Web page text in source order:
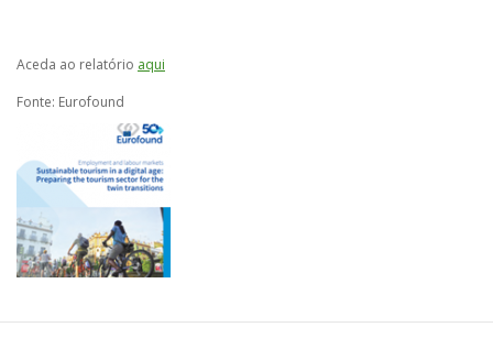
Aceda ao relatório aqui
Fonte: Eurofound